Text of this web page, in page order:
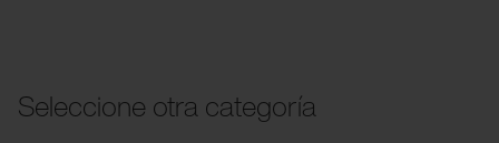
Seleccione otra categoría